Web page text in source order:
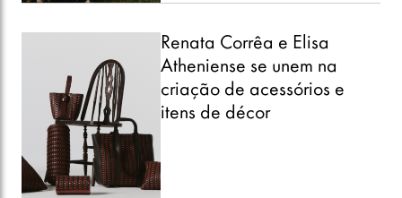
Renata Corrêa e Elisa
Atheniense se unem na
criação de acessórios e
itens de décor